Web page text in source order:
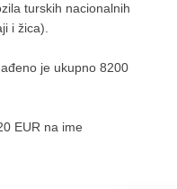
turskih nacionalnih
i žica).
je ukupno 8200
EUR na ime